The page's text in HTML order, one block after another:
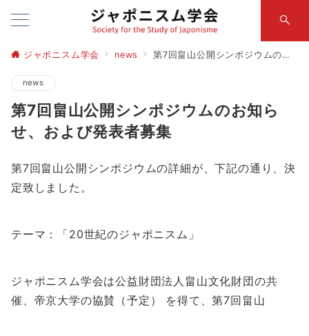
ジャポニスム学会 news 第7回畠山公開シンポジウムのお知らせ、および発表者募集
news
第7回畠山公開シンポジウムのお知ら
せ、および発表者募集
第7回畠山公開シンポジウムの詳細が、下記の通り、決
定致しました。
テーマ：「20世紀のジャポニスム」
ジャポニスム学会は公益財団法人畠山文化財団の共
催、 帝京大学の協賛（予定） を得て、第7回畠山